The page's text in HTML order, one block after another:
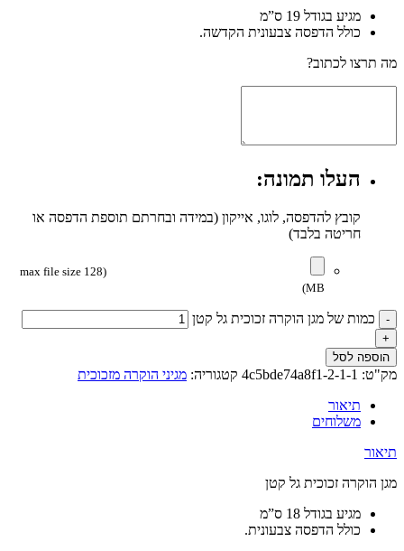
מגיע בגודל 19 ס”מ
כולל הדפסה צבעונית הקדשה.
מה תרצו לכתוב?
העלו תמונה:
קובץ להדפסה, לוגו, אייקון (במידה ובחרתם תוספת הדפסה או
חריטה בלבד)
(max file size 128
MB)
כמות של מגן הוקרה זכוכית גל קטן
הוספה לסל
מק"ט: 4c5bde74a8f1-2-1-1 קטגוריה: מגיני הוקרה מזכוכית
תיאור
משלוחים
תיאור
מגן הוקרה זכוכית גל קטן
מגיע בגודל 18 ס”מ
כולל הדפסה צבעונית.